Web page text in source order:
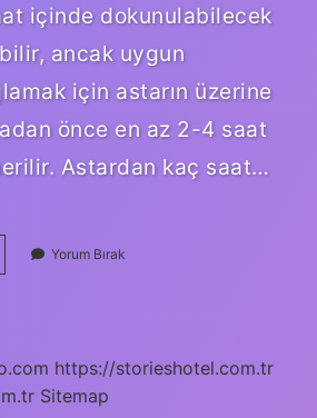
içinde dokunulabilecek
ancak uygun
için astarın üzerine
önce en az 2-4 saat
Astardan kaç saat…
Yorum Bırak
https://storieshotel.com.tr
Sitemap